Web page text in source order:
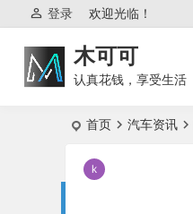
欢迎光临！
登录
木可可
认真花钱，享受生活
首页 汽车资讯